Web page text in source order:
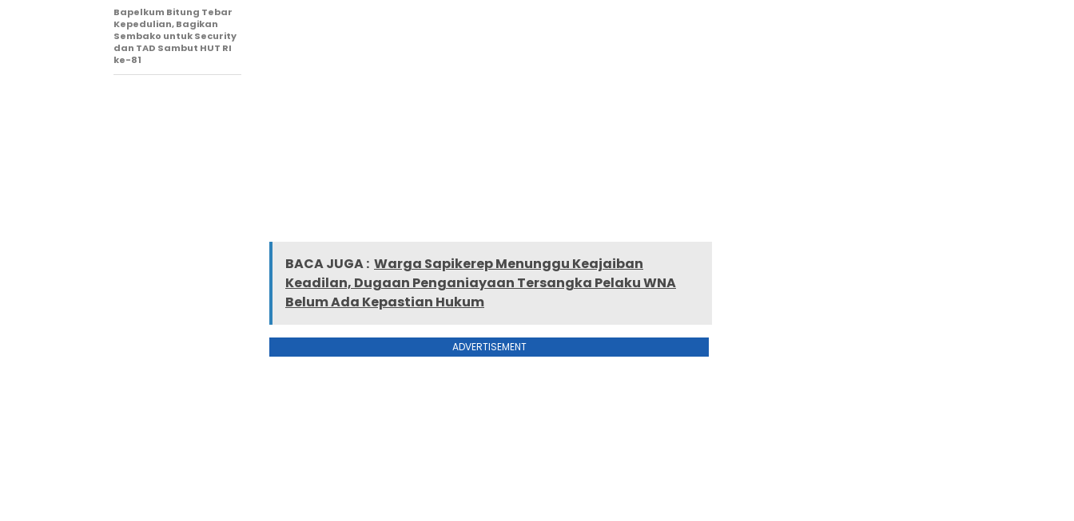
BACA JUGA : Warga Sapikerep Menunggu Keajaiban
Keadilan, Dugaan Penganiayaan Tersangka Pelaku WNA
Belum Ada Kepastian Hukum
ADVERTISEMENT
Bapelkum Bitung Tebar
Kepedulian, Bagikan
Sembako untuk Security
dan TAD Sambut HUT RI
ke-81